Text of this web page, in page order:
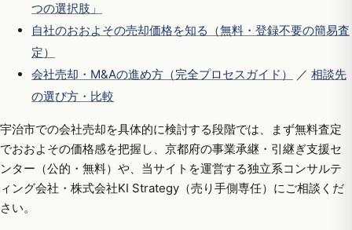
つの選択肢」
自社のおおよその売却価格を知る（無料・登録不要の簡易査
定）
会社売却・M&Aの進め方（完全プロセスガイド）
／ 相談先
の選び方・比較
宇治市での会社売却を具体的に検討する段階では、まず無料査定
でおおよその価格感を把握し、京都府の事業承継・引継ぎ支援セ
ンター（公的・無料）や、当サイトを運営する独立系コンサルテ
ィング会社・株式会社KI Strategy（売り手側専任）にご相談くだ
さい。